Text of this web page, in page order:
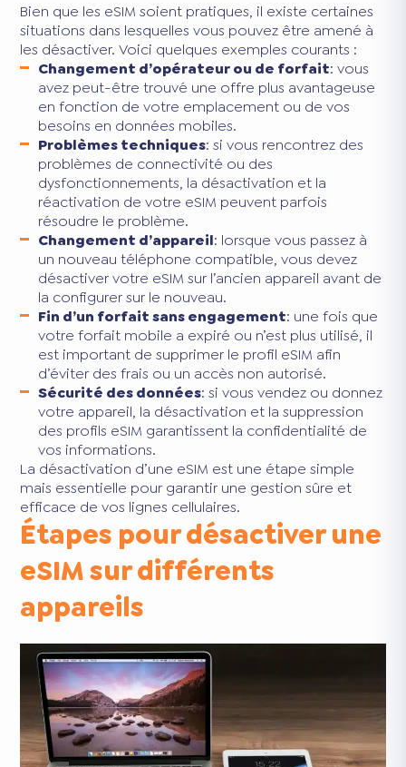
Bien que les eSIM soient pratiques, il existe certaines
situations dans lesquelles vous pouvez être amené à
les désactiver. Voici quelques exemples courants :
Changement d’opérateur ou de forfait: vous
avez peut-être trouvé une offre plus avantageuse
en fonction de votre emplacement ou de vos
besoins en données mobiles.
Problèmes techniques: si vous rencontrez des
problèmes de connectivité ou des
dysfonctionnements, la désactivation et la
réactivation de votre eSIM peuvent parfois
résoudre le problème.
Changement d’appareil: lorsque vous passez à
un nouveau téléphone compatible, vous devez
désactiver votre eSIM sur l’ancien appareil avant de
la configurer sur le nouveau.
Fin d’un forfait sans engagement: une fois que
votre forfait mobile a expiré ou n’est plus utilisé, il
est important de supprimer le profil eSIM afin
d’éviter des frais ou un accès non autorisé.
Sécurité des données: si vous vendez ou donnez
votre appareil, la désactivation et la suppression
des profils eSIM garantissent la confidentialité de
vos informations.
La désactivation d’une eSIM est une étape simple
mais essentielle pour garantir une gestion sûre et
efficace de vos lignes cellulaires.
Étapes pour désactiver une
eSIM sur différents
appareils